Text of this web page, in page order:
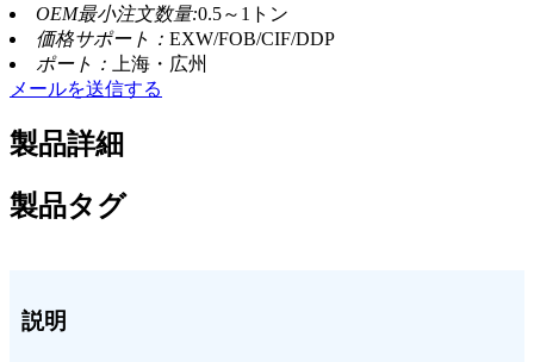
OEM最小注文数量:0.5～1トン
価格サポート： EXW/FOB/CIF/DDP
ポート：
上海・広州
メールを送信する
製品詳細
製品タグ
説明